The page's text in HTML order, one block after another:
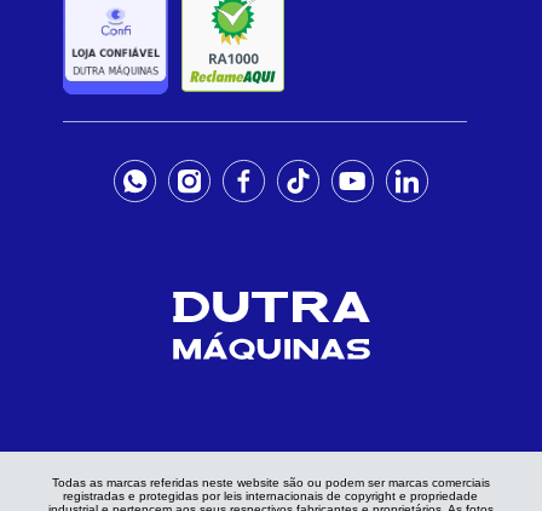
Todas as marcas referidas neste website são ou podem ser marcas comerciais
registradas e protegidas por leis internacionais de copyright e propriedade